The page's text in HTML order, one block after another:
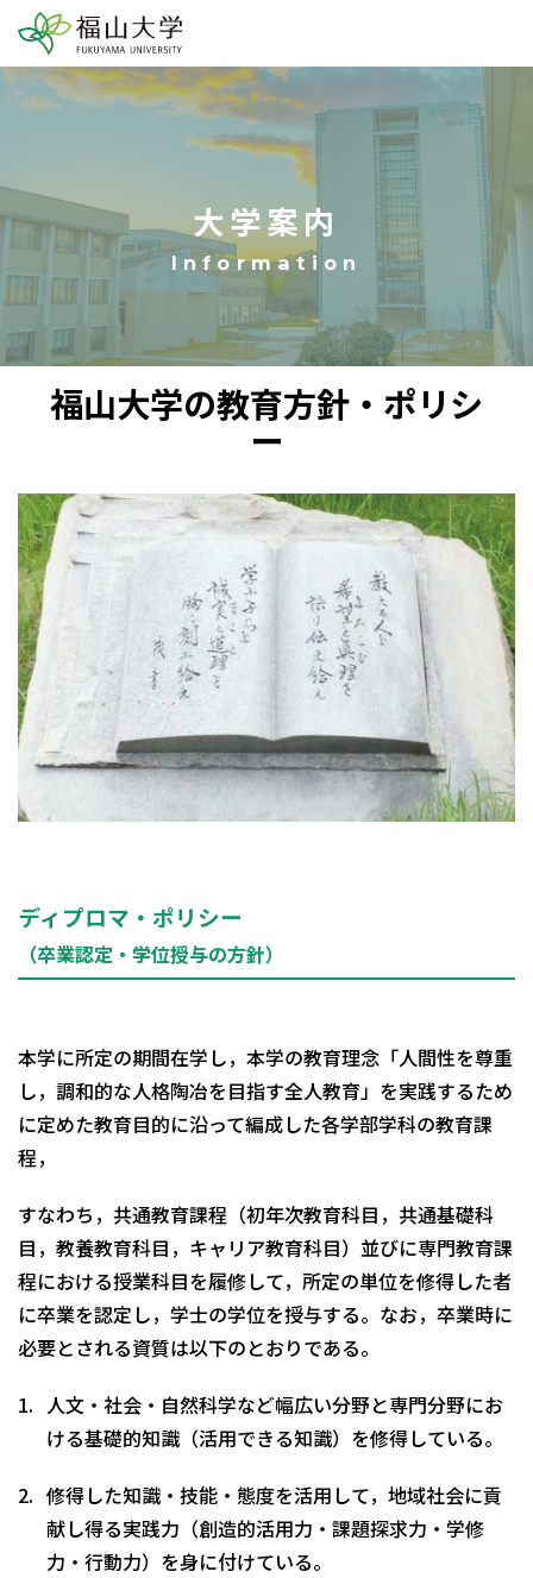
大学案内
福山大学の教育方針・ポリシ
ー
ディプロマ・ポリシー
（卒業認定・学位授与の方針）
本学に所定の期間在学し，本学の教育理念「人間性を尊重
し，調和的な人格陶冶を目指す全人教育」を実践するため
に定めた教育目的に沿って編成した各学部学科の教育課
程，
すなわち，共通教育課程（初年次教育科目，共通基礎科
目，教養教育科目，キャリア教育科目）並びに専門教育課
程における授業科目を履修して，所定の単位を修得した者
に卒業を認定し，学士の学位を授与する。なお，卒業時に
必要とされる資質は以下のとおりである。
人文・社会・自然科学など幅広い分野と専門分野にお
ける基礎的知識（活用できる知識）を修得している。
修得した知識・技能・態度を活用して，地域社会に貢
献し得る実践力（創造的活用力・課題探求力・学修
力・行動力）を身に付けている。